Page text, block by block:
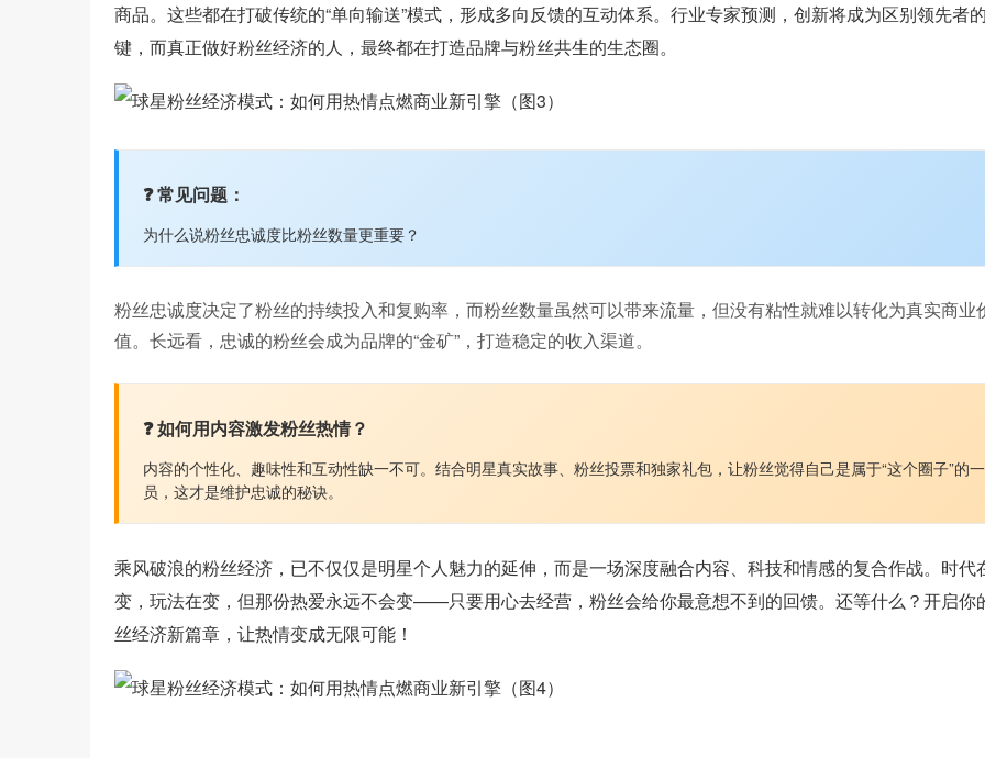
商品。这些都在打破传统的“单向输送”模式，形成多向反馈的互动体系。行业专家预测，创新将成为区别领先者
键，而真正做好粉丝经济的人，最终都在打造品牌与粉丝共生的生态圈。
❓ 常见问题：
为什么说粉丝忠诚度比粉丝数量更重要？
粉丝忠诚度决定了粉丝的持续投入和复购率，而粉丝数量虽然可以带来流量，但没有粘性就难以转化为真实商业
值。长远看，忠诚的粉丝会成为品牌的“金矿”，打造稳定的收入渠道。
❓ 如何用内容激发粉丝热情？
内容的个性化、趣味性和互动性缺一不可。结合明星真实故事、粉丝投票和独家礼包，让粉丝觉得自己是属于“这个圈子”的一
员，这才是维护忠诚的秘诀。
乘风破浪的粉丝经济，已不仅仅是明星个人魅力的延伸，而是一场深度融合内容、科技和情感的复合作战。时代
变，玩法在变，但那份热爱永远不会变——只要用心去经营，粉丝会给你最意想不到的回馈。还等什么？开启你
丝经济新篇章，让热情变成无限可能！